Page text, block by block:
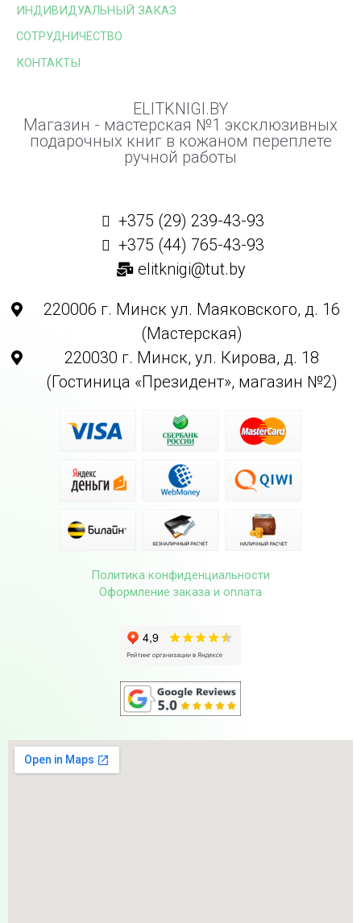
ИНДИВИДУАЛЬНЫЙ ЗАКАЗ
СОТРУДНИЧЕСТВО
КОНТАКТЫ
ELITKNIGI.BY
Магазин - мастерская №1 эксклюзивных
подарочных книг в кожаном переплете
ручной работы
+375 (29) 239-43-93
+375 (44) 765-43-93
elitknigi@tut.by
220006 г. Минск ул. Маяковского, д. 16
(Мастерская)
220030 г. Минск, ул. Кирова, д. 18
(Гостиница «Президент», магазин №2)
Политика конфиденциальности
Оформление заказа и оплата